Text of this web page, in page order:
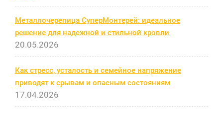
Металлочерепица СуперМонтерей: идеальное
решение для надежной и стильной кровли
20.05.2026
Как стресс, усталость и семейное напряжение
приводят к срывам и опасным состояниям
17.04.2026